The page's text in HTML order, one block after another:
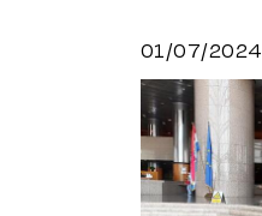
01/07/2024